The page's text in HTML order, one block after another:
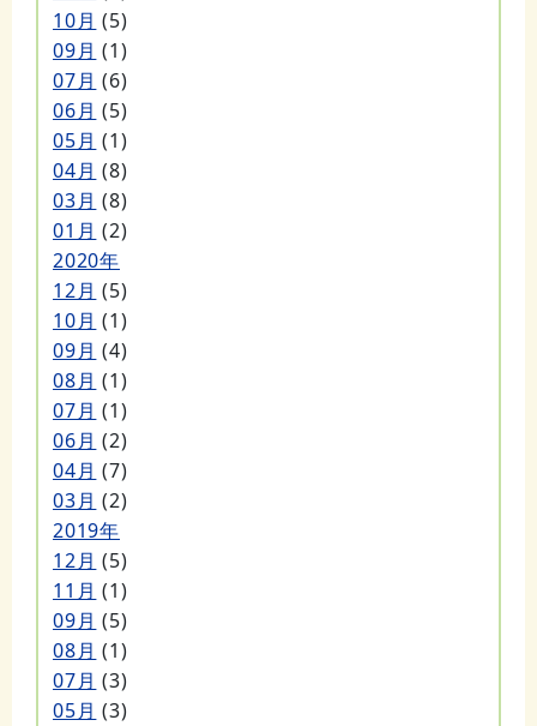
10月 (5)
09月 (1)
07月 (6)
06月 (5)
05月 (1)
04月 (8)
03月 (8)
01月 (2)
2020年
12月 (5)
10月 (1)
09月 (4)
08月 (1)
07月 (1)
06月 (2)
04月 (7)
03月 (2)
2019年
12月 (5)
11月 (1)
09月 (5)
08月 (1)
07月 (3)
05月 (3)